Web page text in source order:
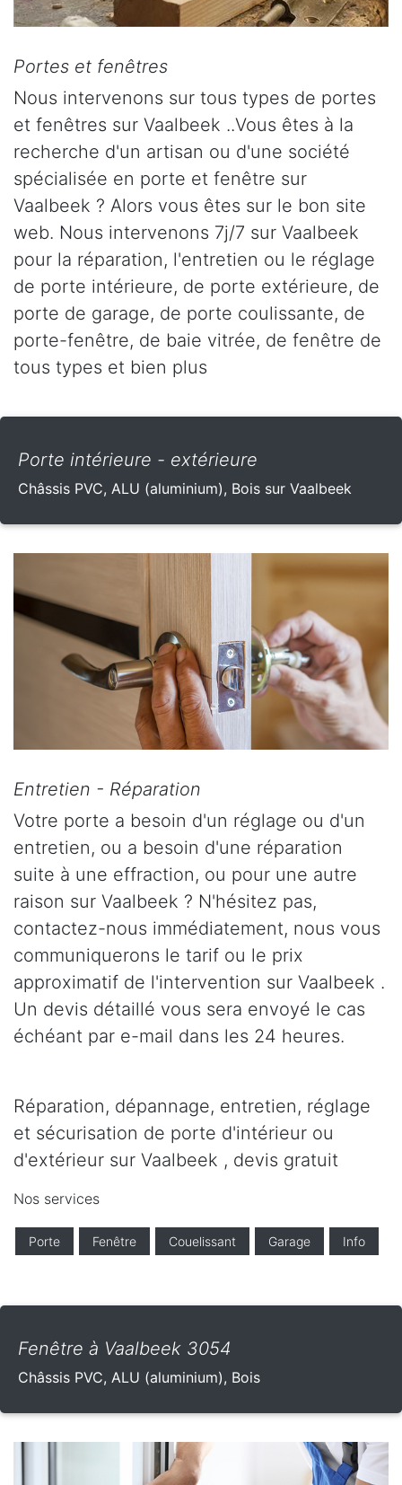
Portes et fenêtres
Nous intervenons sur tous types de portes
et fenêtres sur Vaalbeek ..Vous êtes à la
recherche d'un artisan ou d'une société
spécialisée en porte et fenêtre sur
Vaalbeek ? Alors vous êtes sur le bon site
web. Nous intervenons 7j/7 sur Vaalbeek
pour la réparation, l'entretien ou le réglage
de porte intérieure, de porte extérieure, de
porte de garage, de porte coulissante, de
porte-fenêtre, de baie vitrée, de fenêtre de
tous types et bien plus
Porte intérieure - extérieure
Châssis PVC, ALU (aluminium), Bois sur Vaalbeek
Entretien - Réparation
Votre porte a besoin d'un réglage ou d'un
entretien, ou a besoin d'une réparation
suite à une effraction, ou pour une autre
raison sur Vaalbeek ? N'hésitez pas,
contactez-nous immédiatement, nous vous
communiquerons le tarif ou le prix
approximatif de l'intervention sur Vaalbeek .
Un devis détaillé vous sera envoyé le cas
échéant par e-mail dans les 24 heures.
Réparation, dépannage, entretien, réglage
et sécurisation de porte d'intérieur ou
d'extérieur sur Vaalbeek , devis gratuit
Nos services
Porte Fenêtre Couelissant Garage Info
Fenêtre à Vaalbeek 3054
Châssis PVC, ALU (aluminium), Bois